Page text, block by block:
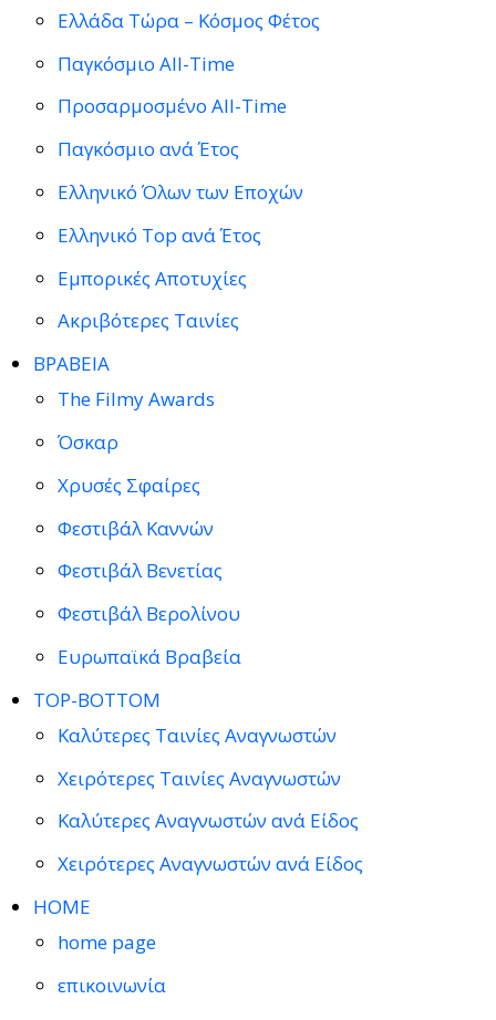
Ελλάδα Τώρα – Κόσμος Φέτος
Παγκόσμιο All-Time
Προσαρμοσμένο All-Time
Παγκόσμιο ανά Έτος
Ελληνικό Όλων των Εποχών
Ελληνικό Top ανά Έτος
Εμπορικές Αποτυχίες
Ακριβότερες Ταινίες
ΒΡΑΒΕΙΑ
The Filmy Awards
Όσκαρ
Χρυσές Σφαίρες
Φεστιβάλ Καννών
Φεστιβάλ Βενετίας
Φεστιβάλ Βερολίνου
Ευρωπαϊκά Βραβεία
TOP-BOTTOM
Καλύτερες Ταινίες Αναγνωστών
Χειρότερες Ταινίες Αναγνωστών
Καλύτερες Αναγνωστών ανά Είδος
Χειρότερες Αναγνωστών ανά Είδος
HOME
home page
επικοινωνία